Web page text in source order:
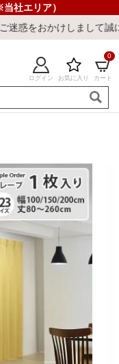
社エリア）
けしまして誠に申し訳ご
ログイン お気に入り カート
0
登録